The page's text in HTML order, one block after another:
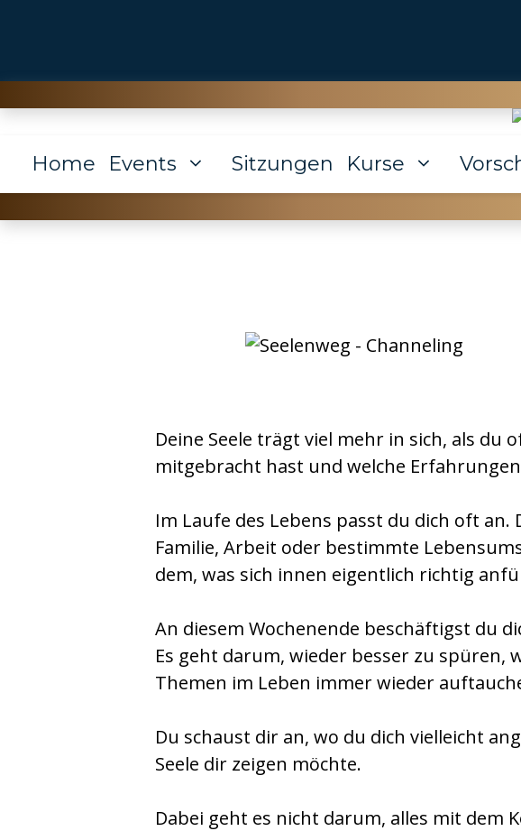
Home Events Sitzungen Kurse
Deine Seele trägt viel mehr in sich, als
mitgebracht hast und welche
Im Laufe des Lebens passt du dich oft
Familie, Arbeit oder bestimmte
dem, was sich innen eigentlich richtig
An diesem Wochenende beschäftigst du
Es geht darum, wieder besser zu spüren,
Themen im Leben immer wieder
Du schaust dir an, wo du dich vielleicht
Seele dir zeigen möchte.
Dabei geht es nicht darum, alles mit dem